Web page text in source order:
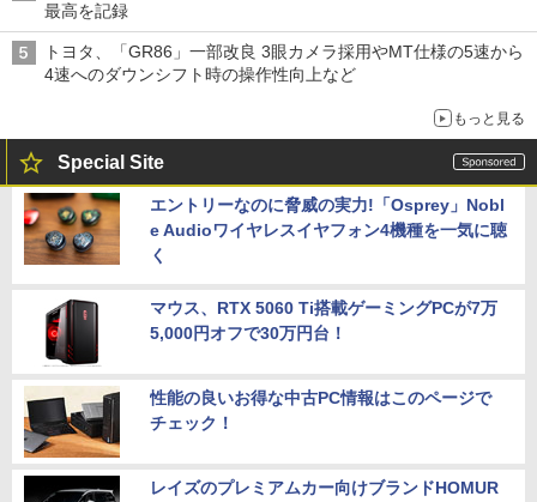
最高を記録
トヨタ、「GR86」一部改良 3眼カメラ採用やMT仕様の5速から
4速へのダウンシフト時の操作性向上など
もっと見る
Special Site
エントリーなのに脅威の実力!「Osprey」Nobl
e Audioワイヤレスイヤフォン4機種を一気に聴
く
マウス、RTX 5060 Ti搭載ゲーミングPCが7万
5,000円オフで30万円台！
性能の良いお得な中古PC情報はこのページで
チェック！
レイズのプレミアムカー向けブランドHOMUR